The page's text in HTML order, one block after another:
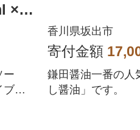
× 8
ー
ブラ
香川県坂出市
寄付金額
鎌田醤油一番の人
し醤油」です。